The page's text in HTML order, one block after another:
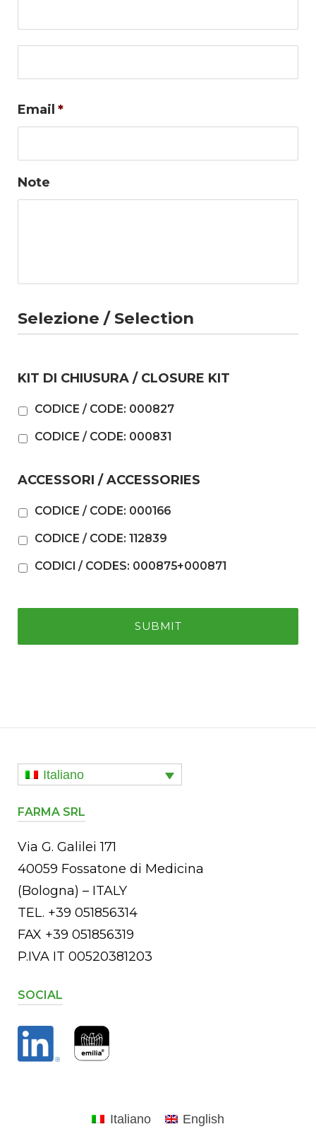
Email *
Note
Selezione / Selection
KIT DI CHIUSURA / CLOSURE KIT
CODICE / CODE: 000827
CODICE / CODE: 000831
ACCESSORI / ACCESSORIES
CODICE / CODE: 000166
CODICE / CODE: 112839
CODICI / CODES: 000875+000871
Italiano
FARMA SRL
Via G. Galilei 171
40059 Fossatone di Medicina
(Bologna) – ITALY
TEL. +39 051856314
FAX +39 051856319
P.IVA IT 00520381203
SOCIAL
Italiano English